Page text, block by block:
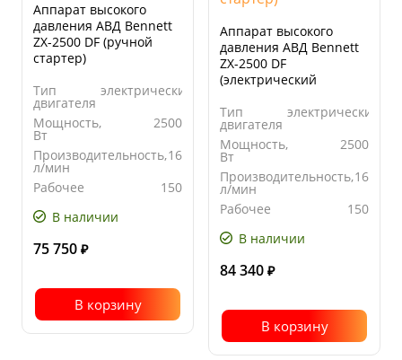
Аппарат высокого
давления АВД Bennett
ZX-2500 DF (ручной
стартер)
Тип
двигателя
электрический
Мощность,
Вт
2500
Производительность,
л/мин
16
Рабочее
бар
150
В наличии
75 750 ₽
В корзину
Аппарат высокого
давления АВД Bennett
ZX-2500 DF
(электрический
Тип
двигателя
электрический
Мощность,
Вт
2500
Производительность,
л/мин
16
Рабочее
бар
150
В наличии
84 340 ₽
В корзину